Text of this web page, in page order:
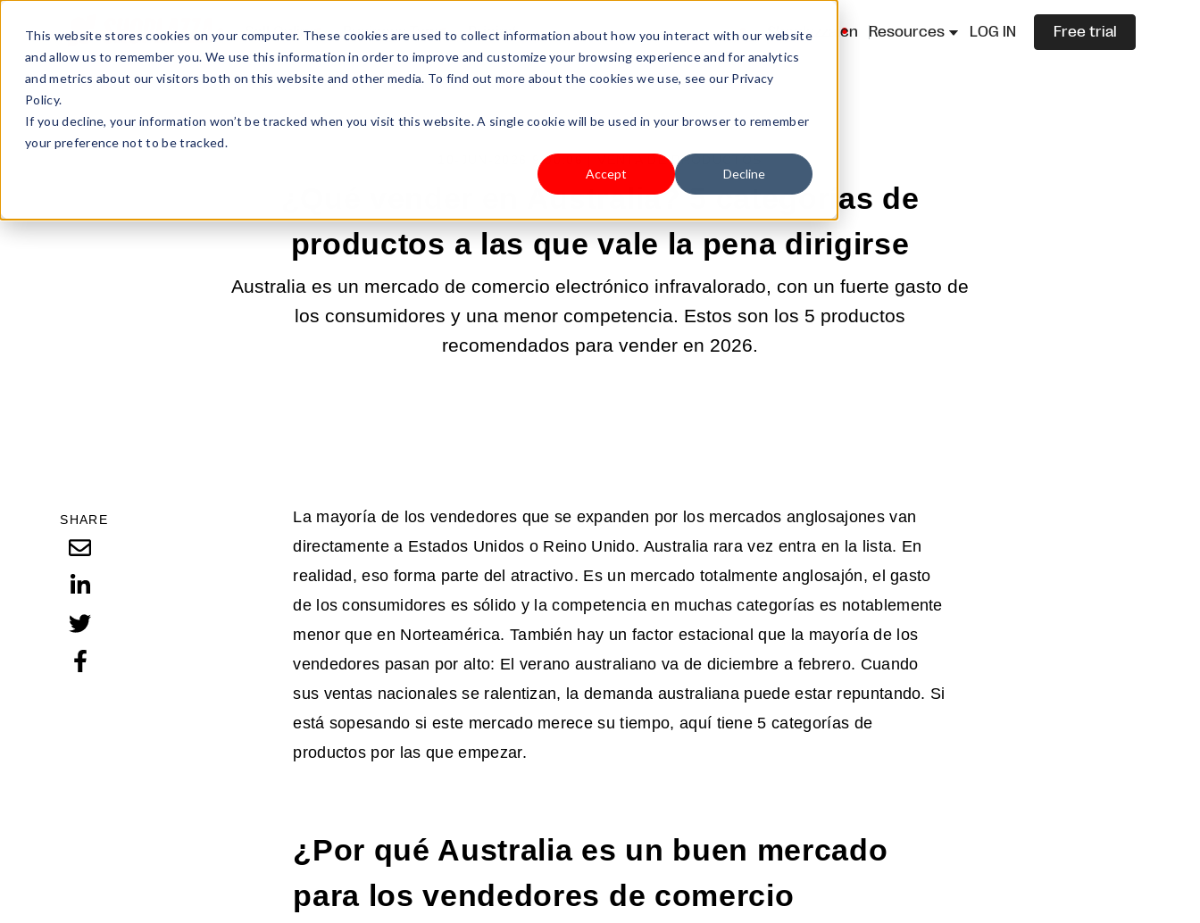
This website stores cookies on your computer. These cookies are used to collect information about how you interact with our website
and allow us to remember you. We use this information in order to improve and customize your browsing experience and for analytics
and metrics about our visitors both on this website and other media. To find out more about the cookies we use, see our Privacy
Policy.
If you decline, your information won’t be tracked when you visit this website. A single cookie will be used in your browser to remember
your preference not to be tracked.
Accept Decline
Sell Online Business Type Pricing Shoplazza.cn Resources LOG IN Free trial
10-JUN-2026 9:00:06 | VENTA DE PRODUCTOS
¿Qué vender en Australia? 5 categorías de
productos a las que vale la pena dirigirse
Australia es un mercado de comercio electrónico infravalorado, con un fuerte gasto de
los consumidores y una menor competencia. Estos son los 5 productos
recomendados para vender en 2026.
SHARE
La mayoría de los vendedores que se expanden por los mercados anglosajones van
directamente a Estados Unidos o Reino Unido. Australia rara vez entra en la lista. En
realidad, eso forma parte del atractivo. Es un mercado totalmente anglosajón, el gasto
de los consumidores es sólido y la competencia en muchas categorías es notablemente
menor que en Norteamérica. También hay un factor estacional que la mayoría de los
vendedores pasan por alto: El verano australiano va de diciembre a febrero. Cuando
sus ventas nacionales se ralentizan, la demanda australiana puede estar repuntando. Si
está sopesando si este mercado merece su tiempo, aquí tiene 5 categorías de
productos por las que empezar.
¿Por qué Australia es un buen mercado
para los vendedores de comercio